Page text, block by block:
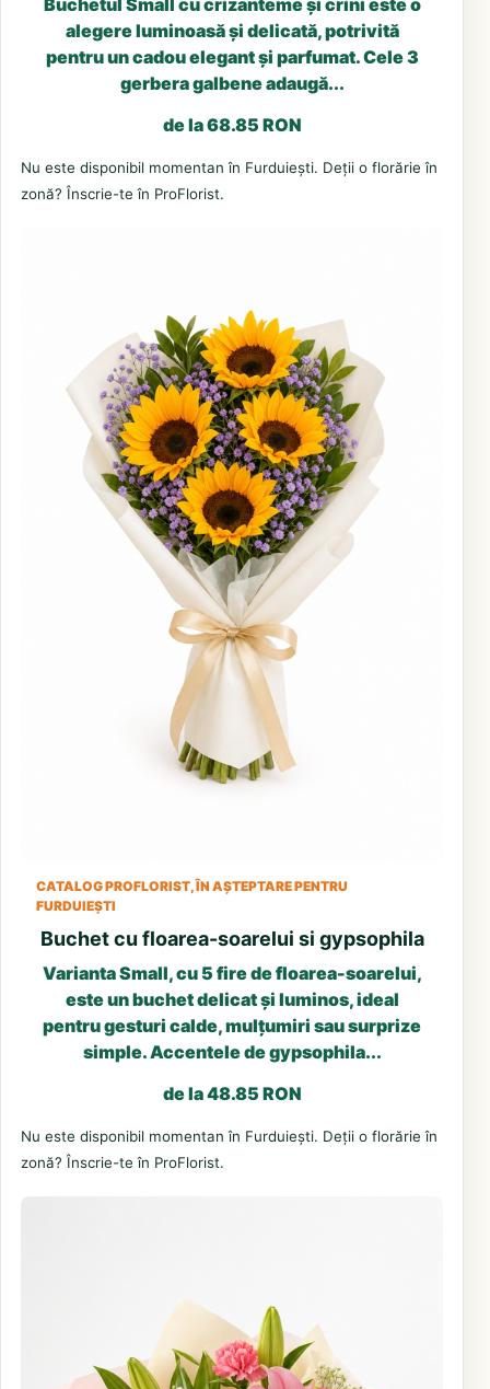
alegere luminoasă și delicată, potrivită
pentru un cadou elegant și parfumat. Cele 3
gerbera galbene adaugă...
de la 68.85 RON
Nu este disponibil momentan în Furduiești. Deții o florărie în
zonă? Înscrie-te în ProFlorist.
CATALOG PROFLORIST, ÎN AȘTEPTARE PENTRU
FURDUIEȘTI
Buchet cu floarea-soarelui si gypsophila
Varianta Small, cu 5 fire de floarea-soarelui,
este un buchet delicat și luminos, ideal
pentru gesturi calde, mulțumiri sau surprize
simple. Accentele de gypsophila...
de la 48.85 RON
Nu este disponibil momentan în Furduiești. Deții o florărie în
zonă? Înscrie-te în ProFlorist.